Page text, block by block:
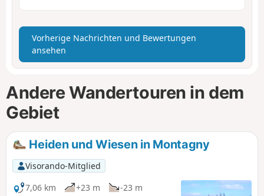
Vorherige Nachrichten und Bewertungen
ansehen
Andere Wandertouren in dem
Gebiet
Heiden und Wiesen in Montagny
Visorando-Mitglied
7,06 km
+23 m
-23 m